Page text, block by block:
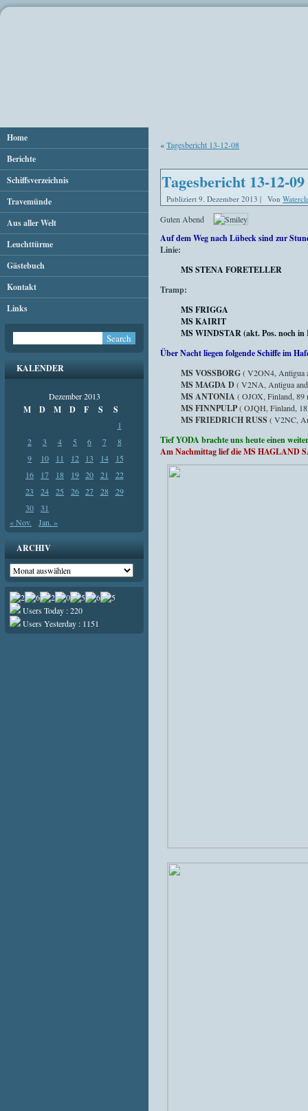
Home
Berichte
Schiffsverzeichnis
Travemünde
Aus aller Welt
Leuchttürme
Gästebuch
Kontakt
Links
KALENDER
Dezember 2013
M D M D F S S
1
2
3 4 5 6 7
8
9
10 11 12 13 14
15
16
17 18 19 20 21
22
23
24 25 26 27 28
29
30
31
« Nov.
Jan. »
ARCHIV
Archiv
Users Today : 220
Users Yesterday : 1151
«Tagesbericht 13-12-08
Tagesbericht 13-12-09
Publiziert 9. Dezember 2013 | Von
Guten Abend
Auf dem Weg nach Lübeck sind zur
Linie:
MS STENA FORETELLER
Tramp:
MS FRIGGA
MS KAIRIT
MS WINDSTAR (akt. Pos. noch in
Über Nacht liegen folgende Schiffe im
MS VOSSBORG( V2ON4, Antigua
MS MAGDA D( V2NA, Antigua
MS ANTONIA ( OJOX, Finland, 89
MS FINNPULP( OJQH, Finland,
MS FRIEDRICH RUSS ( V2NC,
Tief YODA brachte uns heute einen
Am Nachmittag lief die MS HAGLAND